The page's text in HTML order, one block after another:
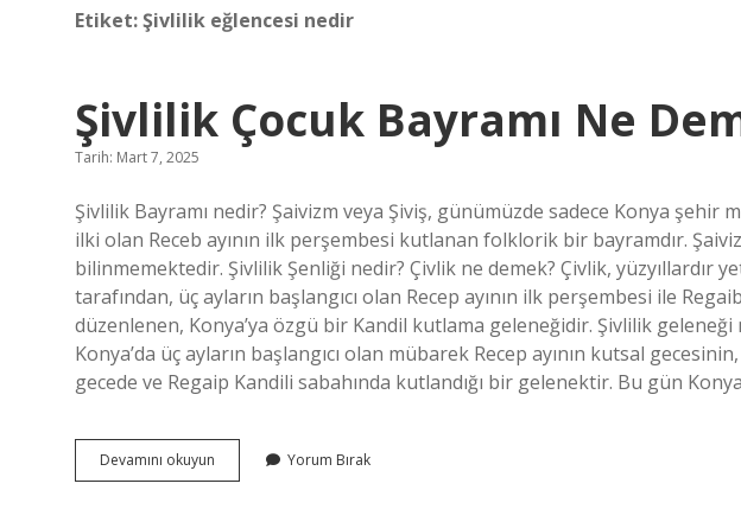
Etiket:Şivlilik eğlencesi nedir
Şivlilik Çocuk Bayramı Ne
Tarih: Mart 7, 2025
Şivlilik Bayramı nedir? Şaivizm veya Şiviş, günümüzde sadece Konya şehir
ilki olan Receb ayının ilk perşembesi kutlanan folklorik bir bayramdır.
bilinmemektedir. Şivlilik Şenliği nedir? Çivlik ne demek? Çivlik, yüzyıllardır
tarafından, üç ayların başlangıcı olan Recep ayının ilk perşembesi ile
düzenlenen, Konya’ya özgü bir Kandil kutlama geleneğidir. Şivlilik
Konya’da üç ayların başlangıcı olan mübarek Recep ayının kutsal
gecede ve Regaip Kandili sabahında kutlandığı bir gelenektir. Bu gün
Devamını okuyun
Çocuk
Yorum Bırak